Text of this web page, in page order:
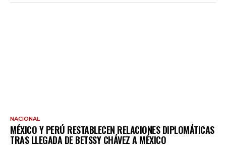
NACIONAL
MÉXICO Y PERÚ RESTABLECEN RELACIONES DIPLOMÁTICAS
TRAS LLEGADA DE BETSSY CHÁVEZ A MÉXICO